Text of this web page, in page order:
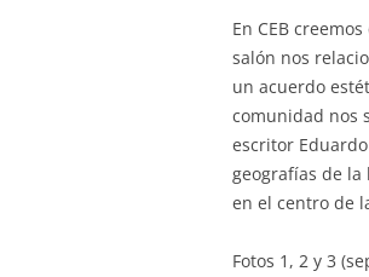
En CEB
salón nos
un acuerdo
comunidad nos
escritor
geografías de la
en el centro de
Fotos 1, 2 y 3